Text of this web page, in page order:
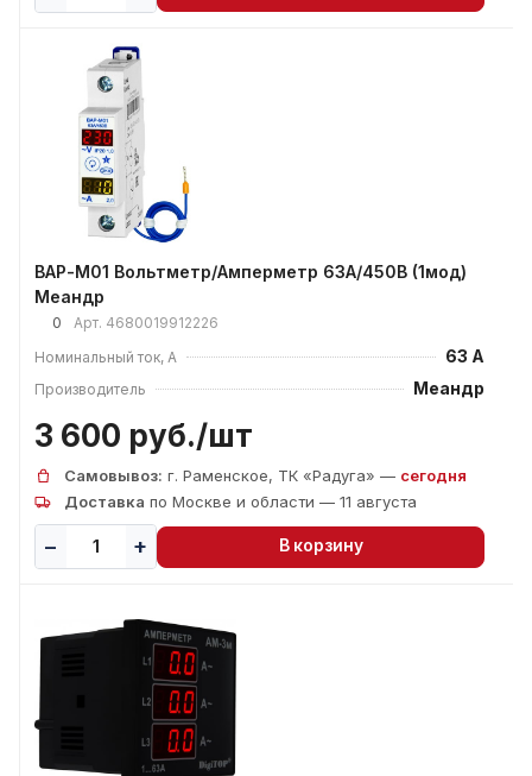
ВАР-М01 Вольтметр/Амперметр 63А/450В (1мод)
Меандр
0 Арт. 4680019912226
Номинальный ток, А
63 А
Производитель Меандр
3 600 руб./шт
Самовывоз: г. Раменское, ТК «Радуга» — сегодня
Доставка по Москве и области — 11 августа
В корзину